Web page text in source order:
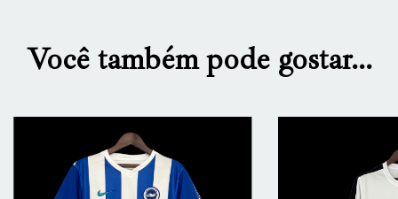
Você também pode gostar...